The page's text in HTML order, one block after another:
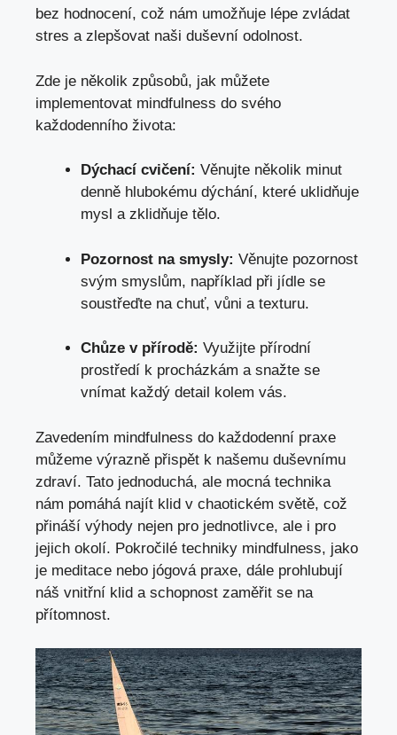
bez hodnocení, což nám umožňuje lépe zvládat
stres a zlepšovat naši duševní odolnost.
Zde je několik způsobů, jak můžete
implementovat mindfulness do svého
každodenního života:
Dýchací cvičení: Věnujte několik minut
denně hlubokému dýchání, které uklidňuje
mysl a zklidňuje tělo.
Pozornost na smysly: Věnujte pozornost
svým smyslům, například při jídle se
soustřeďte na chuť, vůni a texturu.
Chůze v přírodě: Využijte přírodní
prostředí k procházkám a snažte se
vnímat každý detail kolem vás.
Zavedením mindfulness do každodenní praxe
můžeme výrazně přispět k našemu duševnímu
zdraví. Tato jednoduchá, ale mocná technika
nám pomáhá najít klid v chaotickém světě, což
přináší výhody nejen pro jednotlivce, ale i pro
jejich okolí. Pokročilé techniky mindfulness, jako
je meditace nebo jógová praxe, dále prohlubují
náš vnitřní klid a schopnost zaměřit se na
přítomnost.